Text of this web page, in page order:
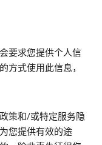
要求您提供个人信
方式使用此信息，
策和/或特定服务隐
您提供有效的途